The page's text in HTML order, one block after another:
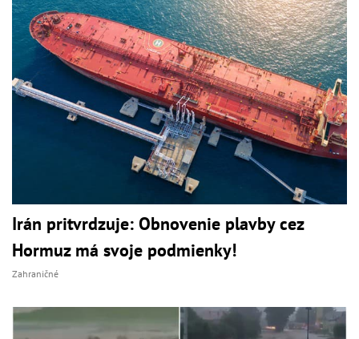
Irán pritvrdzuje: Obnovenie plavby cez
Hormuz má svoje podmienky!
Zahraničné